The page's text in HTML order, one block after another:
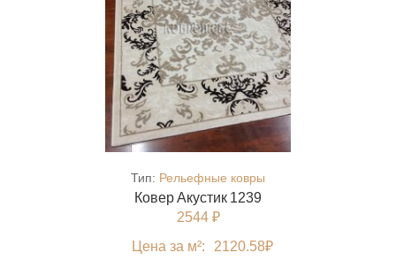
Тип: Рельефные ковры
Ковер Акустик 1239
2544 ₽
Цена за м²:
2120.58₽